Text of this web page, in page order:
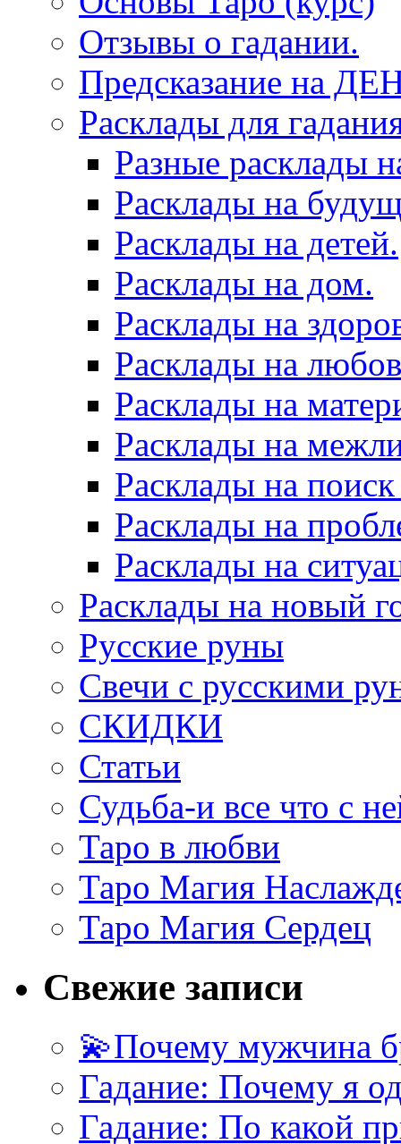
Отзывы о гадании.
Предсказание на
Расклады для
Разные расклады
Расклады на
Расклады на детей.
Расклады на дом.
Расклады на
Расклады на
Расклады на
Расклады на
Расклады на
Расклады на
Расклады на
Расклады на новый
Русские руны
Свечи с русскими
СКИДКИ
Статьи
Судьба-и все что с
Таро в любви
Таро Магия
Таро Магия Сердец
Свежие записи
💫Почему мужчина
Гадание: Почему я
Гадание: По какой